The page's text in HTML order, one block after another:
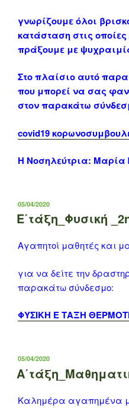
γνωρίζουμε όλοι
κατάσταση στις
πράξουμε με
Στο πλαίσιο αυτό
που μπορεί να σας
στον παρακάτω
covid19
Η Νοσηλεύτρια:
ΔΗΜΟΣΙΕΎΤΗΚΕ
ΣΤΙΣ
05/04/2020
E΄τάξη_Φυσική
Αγαπητοί μαθητές και
για να δείτε την
παρακάτω σύνδεσμο:
ΦΥΣΙΚΗ Ε ΤΑΞΗ
ΔΗΜΟΣΙΕΎΤΗΚΕ
ΣΤΙΣ
05/04/2020
Καλημέρα αγαπημένα